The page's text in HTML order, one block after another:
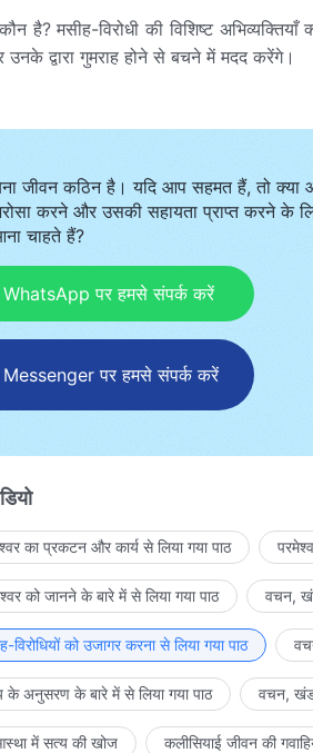
है? मसीह-विरोधी की विशिष्ट अभिव्यक्तियाँ
द्वारा गुमराह होने से बचने में मदद करेंगे।
जीवन कठिन है। यदि आप सहमत हैं, तो क्या
करने और उसकी सहायता प्राप्त करने के
चाहते हैं?
WhatsApp पर हमसे संपर्क करें
Messenger पर हमसे संपर्क करें
का प्रकटन और कार्य से लिया गया पाठ
को जानने के बारे में से लिया गया पाठ वचन,
को उजागर करना से लिया गया पाठ
अनुसरण के बारे में से लिया गया पाठ वचन, खंड
में सत्य की खोज कलीसियाई जीवन की